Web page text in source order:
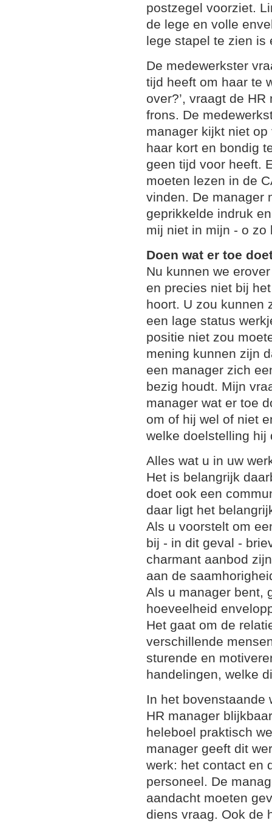
postzegel voorziet.
de lege en volle
lege stapel te zien is
De medewerkster
tijd heeft om haar te
over?’, vraagt de
frons. De
manager kijkt niet
haar kort en bondig
geen tijd voor heeft.
moeten lezen in de
vinden. De manager
geprikkelde indruk
mij niet in mijn - o zo
Doen wat er toe
Nu kunnen we
en precies niet bij
hoort. U zou kunnen
een lage status
positie niet zou
mening kunnen zijn
een manager zich
bezig houdt. Mijn
manager wat er toe
om of hij wel of niet
welke doelstelling hij
Alles wat u in uw
Het is belangrijk
doet ook een
daar ligt het
Als u voorstelt om
bij - in dit geval -
charmant aanbod
aan de
Als u manager bent,
hoeveelheid
Het gaat om de
verschillende
sturende en
handelingen, welke
In het bovenstaande
HR manager
heleboel praktisch
manager geeft dit
werk: het contact en
personeel. De
aandacht moeten
diens vraag. Ook de